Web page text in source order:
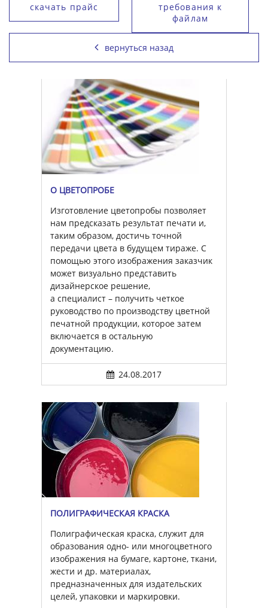
скачать прайс
требования к
файлам
вернуться назад
О ЦВЕТОПРОБЕ
Изготовление цветопробы позволяет
нам предсказать результат печати и,
таким образом, достичь точной
передачи цвета в будущем тираже. С
помощью этого изображения заказчик
может визуально представить
дизайнерское решение,
а специалист – получить четкое
руководство по производству цветной
печатной продукции, которое затем
включается в остальную
документацию.
24.08.2017
ПОЛИГРАФИЧЕСКАЯ КРАСКА
Полиграфическая краска, служит для
образования одно- или многоцветного
изображения на бумаге, картоне, ткани,
жести и др. материалах,
предназначенных для издательских
целей, упаковки и маркировки.